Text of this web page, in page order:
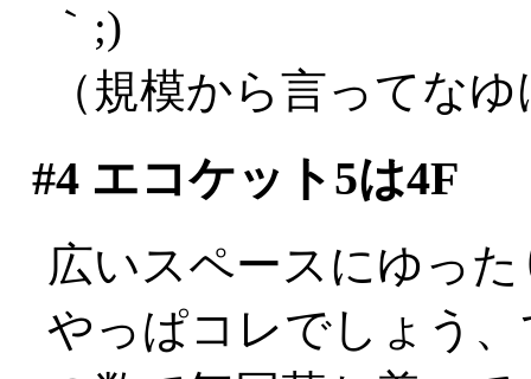
｀;)
（規模から言ってな
#4エコケット5は4F
広いスペースにゆっ
やっぱコレでしょう